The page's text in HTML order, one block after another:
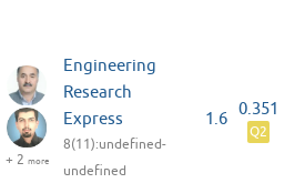
+ 2 more
Engineering
Research
Express
8(11):undefined-
undefined
1.6 0.351
Q2